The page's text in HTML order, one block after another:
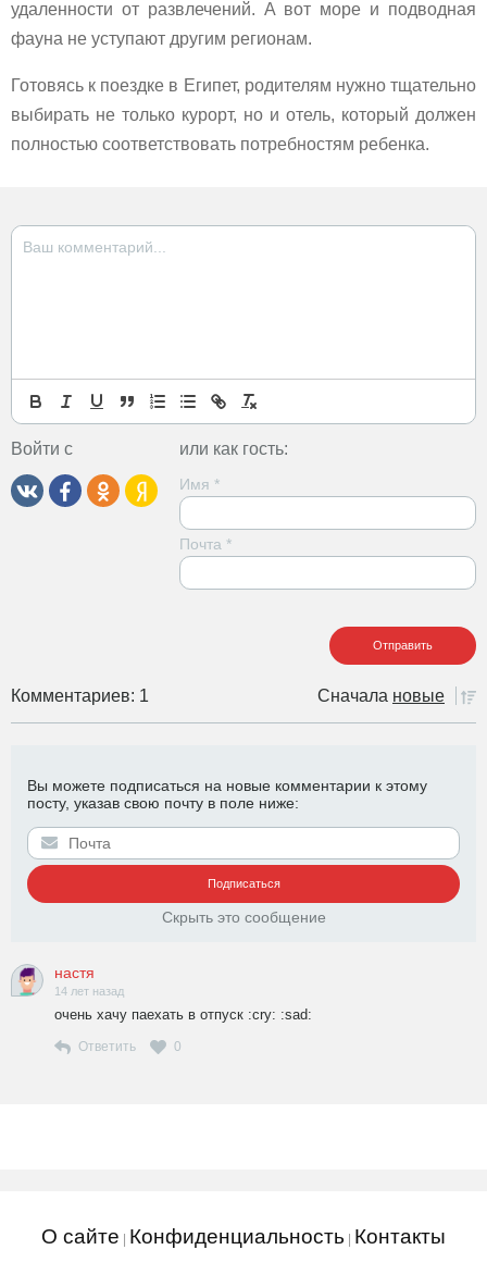
удаленности от развлечений. А вот море и подводная
фауна не уступают другим регионам.
Готовясь к поездке в Египет, родителям нужно тщательно
выбирать не только курорт, но и отель, который должен
полностью соответствовать потребностям ребенка.
Войти с или как гость:
Имя *
Почта *
Комментариев: 1 Сначала новые
Вы можете подписаться на новые комментарии к этому
посту, указав свою почту в поле ниже:
Скрыть это сообщение
настя
14 лет назад
очень хачу паехать в отпуск :cry: :sad:
Ответить 0
О сайте Конфиденциальность Контакты